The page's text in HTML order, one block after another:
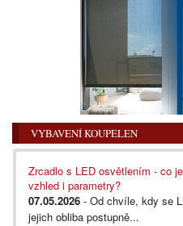
VYBAVENÍ KOUPELEN
Zrcadlo s LED osvětlením - co
vzhled i parametry?
07.05.2026 - Od chvíle, kdy se
jejich obliba postupně...